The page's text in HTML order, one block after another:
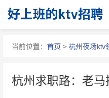
当前位置： 首页 > 杭州夜场ktv
杭州求职路：老